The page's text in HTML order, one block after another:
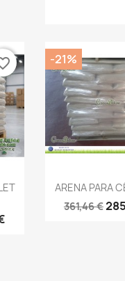
Vista
ARENA PARA
361,46 €
-21%